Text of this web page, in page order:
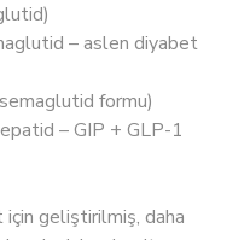
– aslen diyabet
formu)
– GIP + GLP-1
için geliştirilmiş, daha